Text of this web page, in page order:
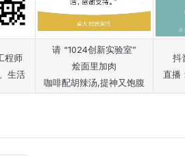
程师
生活
请 “1024创新实验室”
烩面里加肉
咖啡配胡辣汤,提神又饱腹
抖
直播